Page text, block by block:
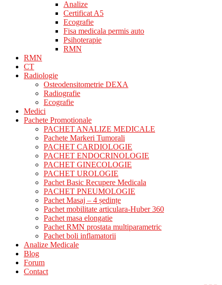
Analize
Certificat A5
Ecografie
Fisa medicala permis auto
Psihoterapie
RMN
RMN
CT
Radiologie
Osteodensitometrie DEXA
Radiografie
Ecografie
Medici
Pachete Promotionale
PACHET ANALIZE MEDICALE
Pachete Markeri Tumorali
PACHET CARDIOLOGIE
PACHET ENDOCRINOLOGIE
PACHET GINECOLOGIE
PACHET UROLOGIE
Pachet Basic Recupere Medicala
PACHET PNEUMOLOGIE
Pachet Masaj – 4 ședințe
Pachet mobilitate articulara-Huber 360
Pachet masa elongatie
Pachet RMN prostata multiparametric
Pachet boli inflamatorii
Analize Medicale
Blog
Forum
Contact